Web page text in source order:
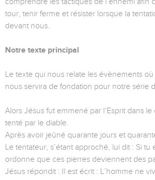
tour, tenir ferme et résister lorsque la
devant nous.
Notre texte principal
Le texte qui nous relate les évènements
nous servira de fondation pour notre série
Alors Jésus fut emmené par l’Esprit dans
tenté par le diable.
Après avoir jeûné quarante jours et
Le tentateur, s’étant approché, lui dit : Si tu
ordonne que ces pierres deviennent des
Jésus répondit : Il est écrit : L’homme ne